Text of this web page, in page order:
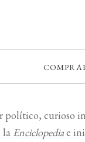
político, curioso
la Enciclopediae